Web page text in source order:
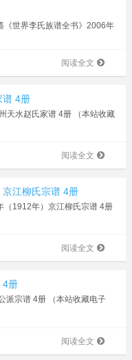
《世界李氏族谱全书》2006年
阅读全文
谱 4册
天水赵氏家谱 4册 （本站收藏
阅读全文
江柳氏宗谱 4册
（1912年）京江柳氏宗谱 4册
阅读全文
4册
派宗谱 4册 （本站收藏电子
阅读全文